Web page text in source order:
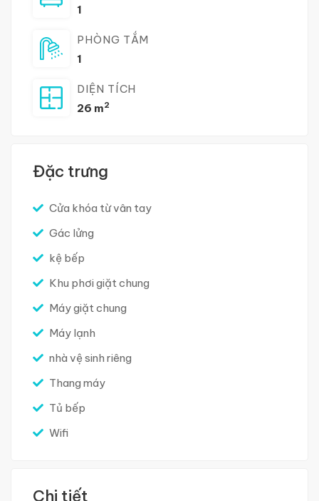
1
PHÒNG TẮM
1
DIỆN TÍCH
26 m2
Đặc trưng
Cửa khóa từ vân tay
Gác lửng
kệ bếp
Khu phơi giặt chung
Máy giặt chung
Máy lạnh
nhà vệ sinh riêng
Thang máy
Tủ bếp
Wifi
Chi tiết